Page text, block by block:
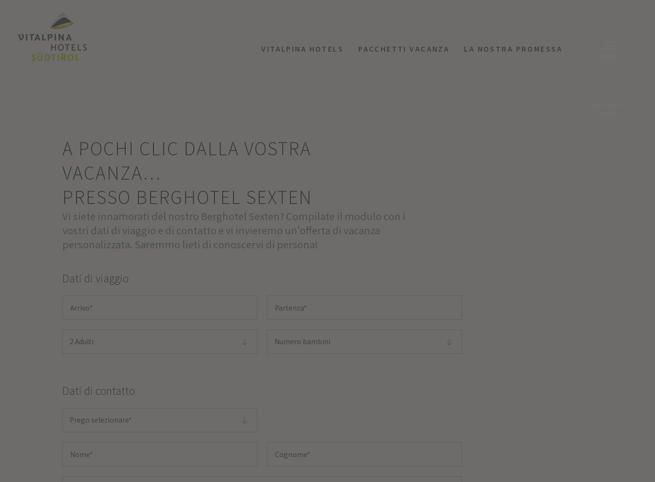
VITALPINA HOTELS PACCHETTI VACANZA LA NOSTRA PROMESSA
A POCHI CLIC DALLA VOSTRA
VACANZA…
PRESSO BERGHOTEL SEXTEN
Vi siete innamorati del nostro Berghotel Sexten? Compilate il modulo con i
vostri dati di viaggio e di contatto e vi invieremo un'offerta di vacanza
personalizzata. Saremmo lieti di conoscervi di persona!
Dati di viaggio
2 Adulti Numero bambini
Dati di contatto
Prego selezionare*